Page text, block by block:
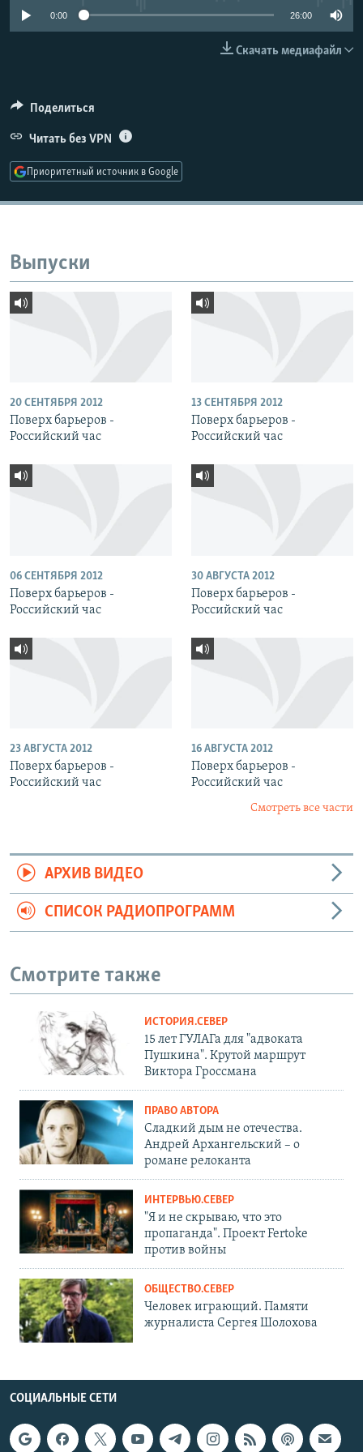
РАСПИСАНИЕ ВЕЩАНИЯ
Все сайты РСЕ/РС
0:00 26:00
Скачать медиафайл
Поделиться
Читать без VPN
Приоритетный источник в Google
Выпуски
20 СЕНТЯБРЯ 2012
Поверх барьеров -
Российский час
13 СЕНТЯБРЯ 2012
Поверх барьеров -
Российский час
06 СЕНТЯБРЯ 2012
Поверх барьеров -
Российский час
30 АВГУСТА 2012
Поверх барьеров -
Российский час
23 АВГУСТА 2012
Поверх барьеров -
Российский час
16 АВГУСТА 2012
Поверх барьеров -
Российский час
Смотреть все части
АРХИВ ВИДЕО
СПИСОК РАДИОПРОГРАММ
Смотрите также
ИСТОРИЯ.СЕВЕР
15 лет ГУЛАГа для "адвоката
Пушкина". Крутой маршрут
Виктора Гроссмана
ПРАВО АВТОРА
Сладкий дым не отечества.
Андрей Архангельский – о
романе релоканта
ИНТЕРВЬЮ.СЕВЕР
"Я и не скрываю, что это
пропаганда". Проект Fertoke
против войны
ОБЩЕСТВО.СЕВЕР
Человек играющий. Памяти
журналиста Сергея Шолохова
СОЦИАЛЬНЫЕ СЕТИ